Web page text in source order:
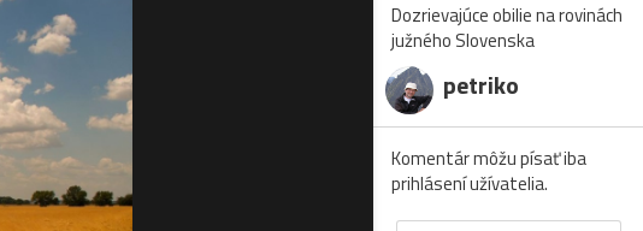
Dozrievajúce obilie na rovinách
južného Slovenska
petriko
Komentár môžu písať iba
prihlásení užívatelia.